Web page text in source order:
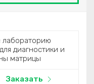
лабораторию
диагностики и
матрицы
Заказать